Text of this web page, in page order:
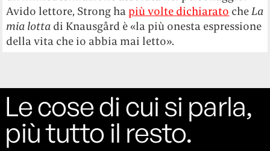
Avido lettore, Strong hapiù volte dichiarato cheLa
mia lotta di Knausgård è «la più onesta espressione
della vita che io abbia mai letto».
Le cose di cui si parla,
più tutto il resto.